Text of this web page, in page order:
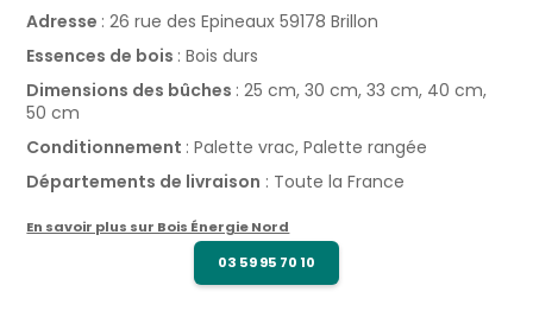
Adresse : 26 rue des Epineaux 59178 Brillon
Essences de bois : Bois durs
Dimensions des bûches : 25 cm, 30 cm, 33 cm, 40 cm,
50 cm
Conditionnement : Palette vrac, Palette rangée
Départements de livraison : Toute la France
En savoir plus sur Bois Énergie Nord
03 59 95 70 10